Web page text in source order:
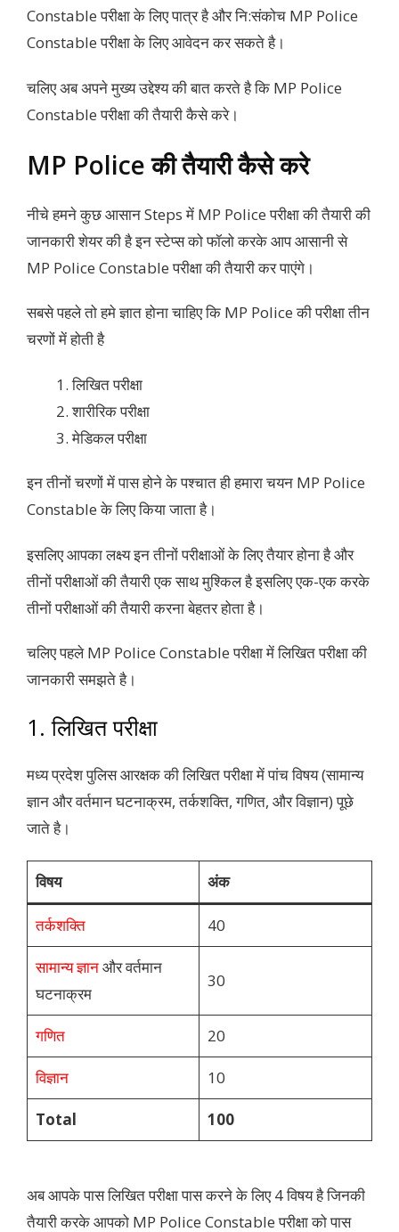
Constable परीक्षा के लिए पात्र है और नि:संकोच MP Police
Constable परीक्षा के लिए आवेदन कर सकते है।
चलिए अब अपने मुख्य उद्देश्य की बात करते है कि MP Police
Constable परीक्षा की तैयारी कैसे करे।
MP Police की तैयारी कैसे करे
नीचे हमने कुछ आसान Steps में MP Police परीक्षा की तैयारी की
जानकारी शेयर की है इन स्टेप्स को फॉलो करके आप आसानी से
MP Police Constable परीक्षा की तैयारी कर पाएंगे।
सबसे पहले तो हमे ज्ञात होना चाहिए कि MP Police की परीक्षा तीन
चरणों में होती है
लिखित परीक्षा
शारीरिक परीक्षा
मेडिकल परीक्षा
इन तीनों चरणों में पास होने के पश्चात ही हमारा चयन MP Police
Constable के लिए किया जाता है।
इसलिए आपका लक्ष्य इन तीनों परीक्षाओं के लिए तैयार होना है और
तीनों परीक्षाओं की तैयारी एक साथ मुश्किल है इसलिए एक-एक करके
तीनों परीक्षाओं की तैयारी करना बेहतर होता है।
चलिए पहले MP Police Constable परीक्षा में लिखित परीक्षा की
जानकारी समझते है।
1. लिखित परीक्षा
मध्य प्रदेश पुलिस आरक्षक की लिखित परीक्षा में पांच विषय (सामान्य
ज्ञान और वर्तमान घटनाक्रम, तर्कशक्ति, गणित, और विज्ञान) पूछे
जाते है।
विषय अंक
तर्कशक्ति 40
सामान्य ज्ञानऔर वर्तमान
घटनाक्रम
30
गणित 20
विज्ञान 10
Total 100
अब आपके पास लिखित परीक्षा पास करने के लिए 4 विषय है जिनकी
तैयारी करके आपको MP Police Constable परीक्षा को पास